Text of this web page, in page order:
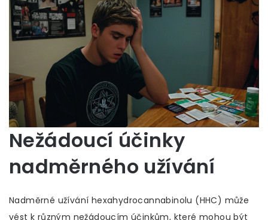
Nežádoucí účinky
nadměrného užívání
Nadměrné užívání hexahydrocannabinolu (HHC) může
vést k různým nežádoucím účinkům, které mohou být